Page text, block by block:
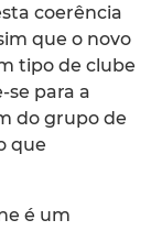
coerência
que o novo
tipo de clube
se para a
do grupo de
que
é um